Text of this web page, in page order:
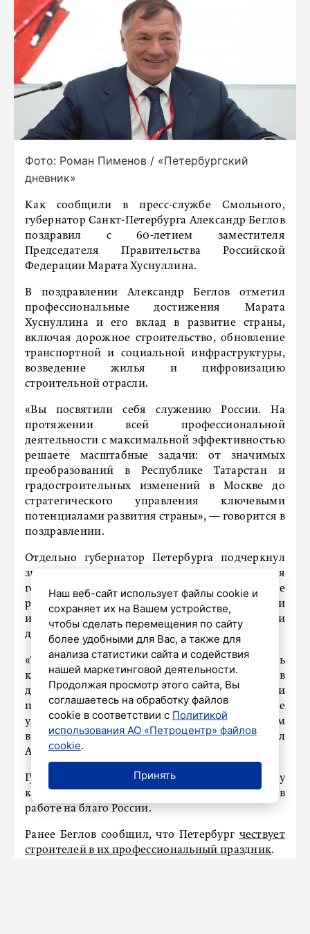
Фото: Роман Пименов / «Петербургский
дневник»
Как сообщили в пресс-службе Смольного,
губернатор Санкт-Петербурга Александр Беглов
поздравил с 60-летием заместителя
Председателя Правительства Российской
Федерации Марата Хуснуллина.
В поздравлении Александр Беглов отметил
профессиональные достижения Марата
Хуснуллина и его вклад в развитие страны,
включая дорожное строительство, обновление
транспортной и социальной инфраструктуры,
возведение жилья и цифровизацию
строительной отрасли.
«Вы посвятили себя служению России. На
протяжении всей профессиональной
деятельности с максимальной эффективностью
решаете масштабные задачи: от значимых
преобразований в Республике Татарстан и
градостроительных изменений в Москве до
стратегического управления ключевыми
потенциалами развития страны», — говорится в
поздравлении.
Отдельно губернатор Петербурга подчеркнул
значение поддержки Марата Хуснуллина для
города. При его участии в Северной столице
реализуются крупные транспортные и
инфраструктурные проекты, которые стали
драйверами развития мегаполиса.
«Талант руководителя, умение объединять
команду ради значимых целей, настойчивость в
достижении высоких результатов и
преданность делу снискали Вам глубокое
уважение коллег и признание на самом
высоком государственном уровне», — отметил
Александр Беглов.
Губернатор пожелал Марату Хуснуллину
крепкого здоровья, энергии и новых успехов в
работе на благо России.
Ранее Беглов сообщил, что Петербург чествует
строителей в их профессиональный праздник.
Наш веб-сайт использует файлы cookie и
сохраняет их на Вашем устройстве,
чтобы сделать перемещения по сайту
более удобными для Вас, а также для
анализа статистики сайта и содействия
нашей маркетинговой деятельности.
Продолжая просмотр этого сайта, Вы
соглашаетесь на обработку файлов
cookie в соответствии с Политикой
использования АО «Петроцентр» файлов
cookie.
Принять